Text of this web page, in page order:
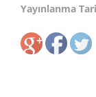
Yayınlanma